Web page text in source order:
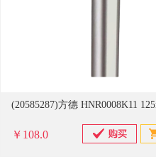
￥108.0